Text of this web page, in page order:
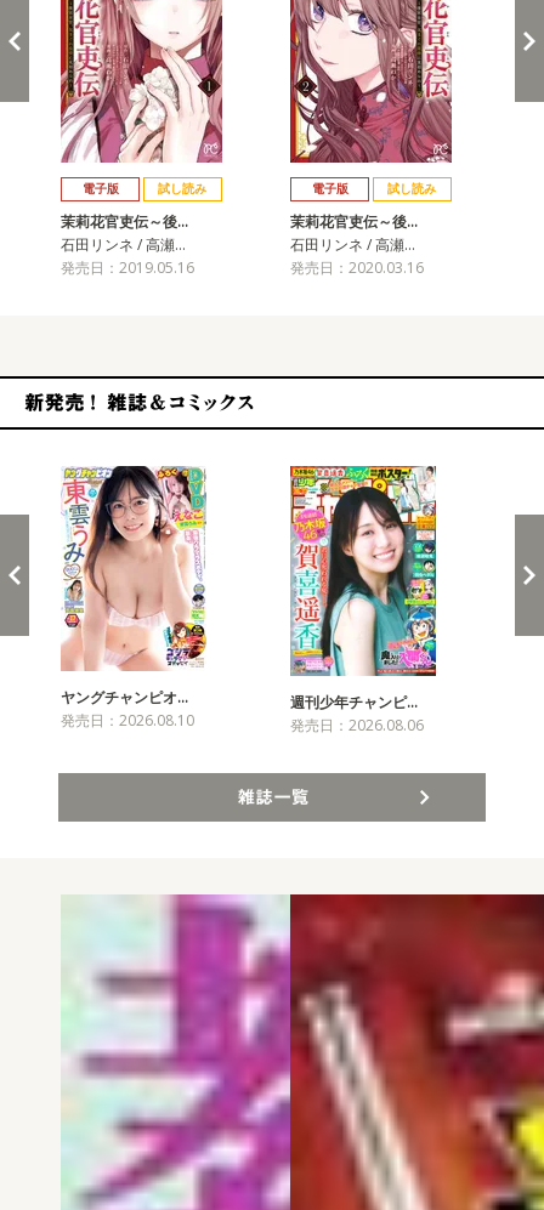
電子版 試し読み
茉莉花官吏伝～後…
石田リンネ / 高瀬…
発売日：2019.05.16
電子版 試し読み
茉莉花官吏伝～後…
石田リンネ / 高瀬…
発売日：2020.03.16
ヤングチャンピオ…
発売日：2026.08.10
週刊少年チャンピ…
発売日：2026.08.06